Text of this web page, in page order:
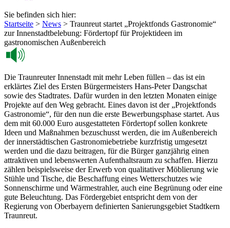
Sie befinden sich hier:
Startseite > News > Traunreut startet „Projektfonds Gastronomie“
zur Innenstadtbelebung: Fördertopf für Projektideen im
gastronomischen Außenbereich
Die Traunreuter Innenstadt mit mehr Leben füllen – das ist ein
erklärtes Ziel des Ersten Bürgermeisters Hans-Peter Dangschat
sowie des Stadtrates. Dafür wurden in den letzten Monaten einige
Projekte auf den Weg gebracht. Eines davon ist der „Projektfonds
Gastronomie“, für den nun die erste Bewerbungsphase startet. Aus
dem mit 60.000 Euro ausgestatteten Fördertopf sollen konkrete
Ideen und Maßnahmen bezuschusst werden, die im Außenbereich
der innerstädtischen Gastronomiebetriebe kurzfristig umgesetzt
werden und die dazu beitragen, für die Bürger ganzjährig einen
attraktiven und lebenswerten Aufenthaltsraum zu schaffen. Hierzu
zählen beispielsweise der Erwerb von qualitativer Möblierung wie
Stühle und Tische, die Beschaffung eines Wetterschutzes wie
Sonnenschirme und Wärmestrahler, auch eine Begrünung oder eine
gute Beleuchtung. Das Fördergebiet entspricht dem von der
Regierung von Oberbayern definierten Sanierungsgebiet Stadtkern
Traunreut.